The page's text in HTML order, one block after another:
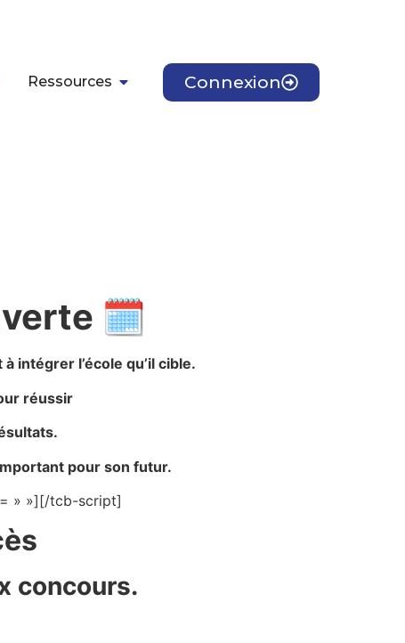
Ressources Connexion
🗓️
intégrer l’école qu’il cible.
réussir
pour son futur.
» »][/tcb-script]
concours.